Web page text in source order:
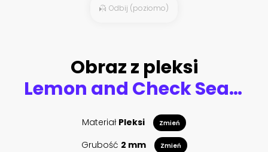
Odbij (poziomo)
Obraz z pleksi
Lemon and Check Seamless Pattern
Materiał Pleksi Zmień
Grubość 2 mm Zmień